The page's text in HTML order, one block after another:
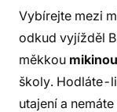
Vybírejte mezi
odkud vyjížděl
měkkou
školy. Hodláte-
utajení a